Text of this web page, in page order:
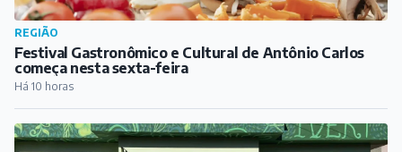
REGIÃO
Festival Gastronômico e Cultural de Antônio Carlos
começa nesta sexta-feira
Há 10 horas